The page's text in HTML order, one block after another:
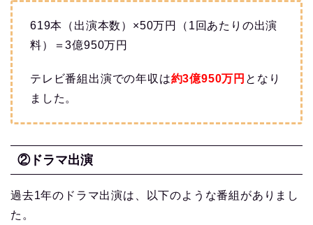
619本（出演本数）×50万円（1回あたりの出演
料）＝3億950万円
テレビ番組出演での年収は約3億950万円 となり
ました。
②ドラマ出演
過去1年のドラマ出演は、以下のような番組がありまし
た。